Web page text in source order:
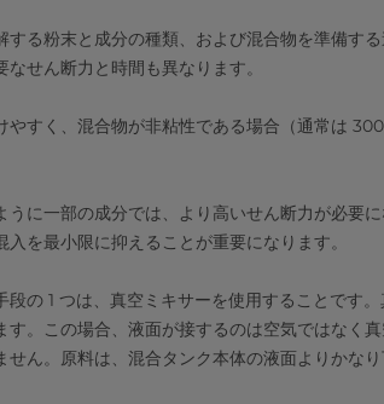
する粉末と成分の種類、および混合物を準備す
なせん断力と時間も異なります。
やすく、混合物が非粘性である場合（通常は
うに一部の成分では、より高いせん断力が必要
入を最小限に抑えることが重要になります。
段の 1 つは、真空ミキサーを使用することです
す。この場合、液面が接するのは空気ではなく
せん。原料は、混合タンク本体の液面よりかな